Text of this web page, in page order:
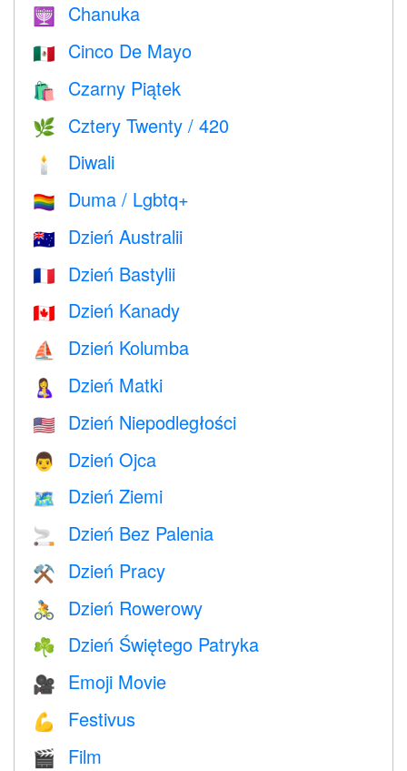
🕎 Chanuka
🇲🇽 Cinco De Mayo
🛍 Czarny Piątek
🌿 Cztery Twenty / 420
🕯 Diwali
🏳️‍🌈 Duma / Lgbtq+
🇦🇺 Dzień Australii
🇫🇷 Dzień Bastylii
🇨🇦 Dzień Kanady
⛵️ Dzień Kolumba
🤱 Dzień Matki
🇺🇸 Dzień Niepodległości
👨 Dzień Ojca
🗺️ Dzień Ziemi
🚬 Dzień Bez Palenia
⚒️ Dzień Pracy
🚴 Dzień Rowerowy
☘️ Dzień Świętego Patryka
🎥 Emoji Movie
💪 Festivus
🎬 Film